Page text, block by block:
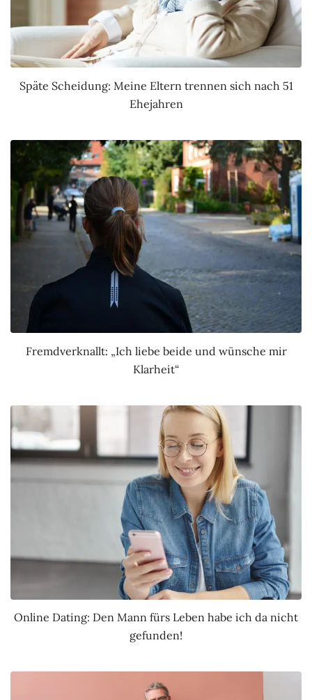
Späte Scheidung: Meine Eltern trennen sich nach 51
Ehejahren
Fremdverknallt: „Ich liebe beide und wünsche mir
Klarheit“
Online Dating: Den Mann fürs Leben habe ich da nicht
gefunden!